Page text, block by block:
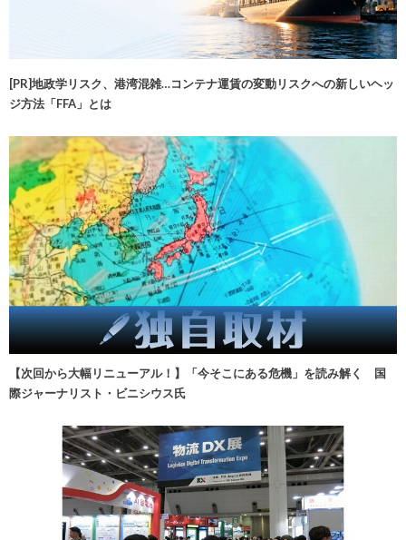
[PR]地政学リスク、港湾混雑…コンテナ運賃の変動リスクへの新しいヘッ
ジ方法「FFA」とは
【次回から大幅リニューアル！】「今そこにある危機」を読み解く 国
際ジャーナリスト・ビニシウス氏